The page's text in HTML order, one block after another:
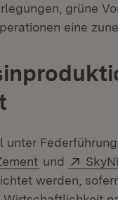
grüne
eine
unter
(Öffnet in
und
werden,